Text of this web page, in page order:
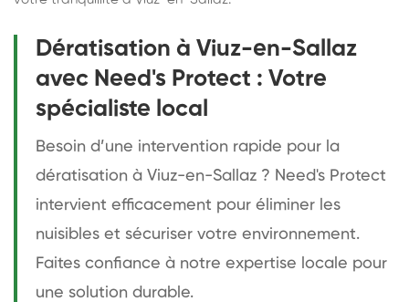
Dératisation à Viuz-en-Sallaz
avec Need's Protect : Votre
spécialiste local
Besoin d’une intervention rapide pour la
dératisation à Viuz-en-Sallaz ? Need's Protect
intervient efficacement pour éliminer les
nuisibles et sécuriser votre environnement.
Faites confiance à notre expertise locale pour
une solution durable.